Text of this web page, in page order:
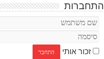
התחברות
זכור אותי